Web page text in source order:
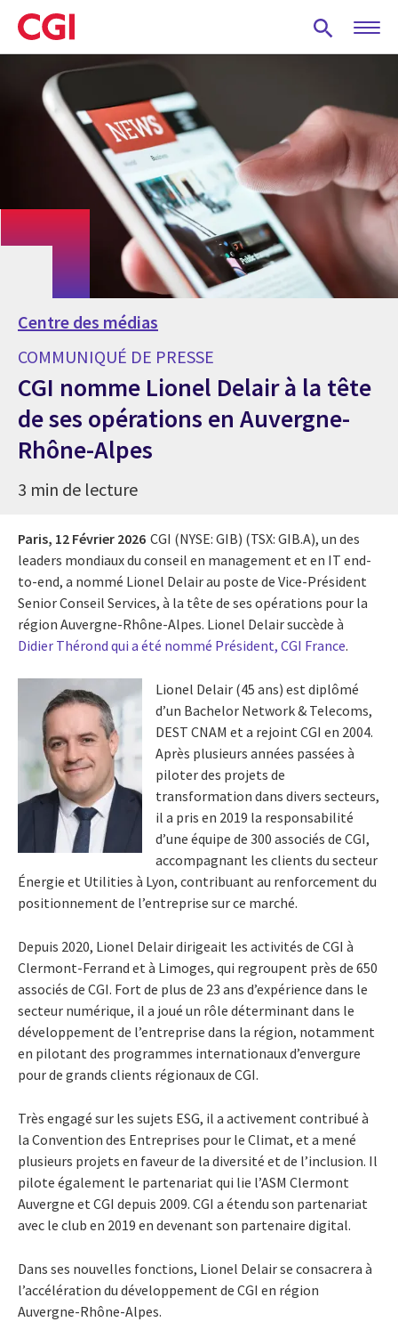
Skip
to
main
content
Centre des médias
COMMUNIQUÉ DE PRESSE
CGI nomme Lionel Delair à la tête
de ses opérations en Auvergne-
Rhône-Alpes
3 min de lecture
Paris, 12 Février 2026 CGI (NYSE: GIB) (TSX: GIB.A), un des
leaders mondiaux du conseil en management et en IT end-
to-end, a nommé Lionel Delair au poste de Vice-Président
Senior Conseil Services, à la tête de ses opérations pour la
région Auvergne-Rhône-Alpes. Lionel Delair succède à
Didier Thérond qui a été nommé Président, CGI France.
Lionel Delair (45 ans) est diplômé
d’un Bachelor Network & Telecoms,
DEST CNAM et a rejoint CGI en 2004.
Après plusieurs années passées à
piloter des projets de
transformation dans divers secteurs,
il a pris en 2019 la responsabilité
d’une équipe de 300 associés de CGI,
accompagnant les clients du secteur
Énergie et Utilities à Lyon, contribuant au renforcement du
positionnement de l’entreprise sur ce marché.
Depuis 2020, Lionel Delair dirigeait les activités de CGI à
Clermont-Ferrand et à Limoges, qui regroupent près de 650
associés de CGI. Fort de plus de 23 ans d’expérience dans le
secteur numérique, il a joué un rôle déterminant dans le
développement de l’entreprise dans la région, notamment
en pilotant des programmes internationaux d’envergure
pour de grands clients régionaux de CGI.
Très engagé sur les sujets ESG, il a activement contribué à
la Convention des Entreprises pour le Climat, et a mené
plusieurs projets en faveur de la diversité et de l’inclusion. Il
pilote également le partenariat qui lie l’ASM Clermont
Auvergne et CGI depuis 2009. CGI a étendu son partenariat
avec le club en 2019 en devenant son partenaire digital.
Dans ses nouvelles fonctions, Lionel Delair se consacrera à
l’accélération du développement de CGI en région
Auvergne-Rhône-Alpes.